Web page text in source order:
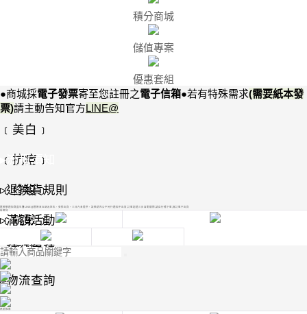
積分商城
儲值專案
優惠套組
●商城採電子發票寄至您註冊之電子信箱●若有特殊需求(需要紙本發
票)請主動告知官方LINE@
﹝美白﹞
﹝抗痘﹞
﹝修復﹞
﹝抗敏﹞
﹝面膜﹞
▸流程須知
▸如何付款
▸交易密碼
▸儲值專案
▹退換貨規則
▹滿額活動
▹積分累積
▹物流查詢
匯款後通知微晶生醫LINE@匯款末五碼及姓名，安排出貨。三日內未提供，該款項充公不另行通知不出貨,訂單超過三日自動關閉,請自行補下單,無訂單不出貨
新鮮貨
熱銷推薦